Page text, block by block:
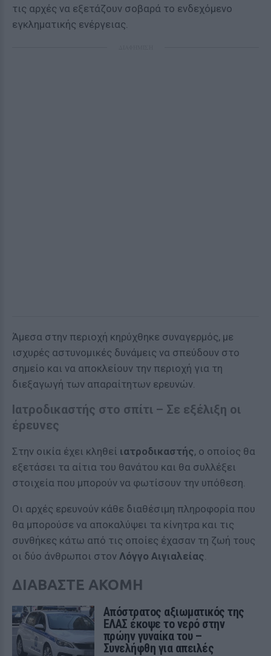
τις αρχές να εξετάζουν σοβαρά το ενδεχόμενο
εγκληματικής ενέργειας.
Άμεσα στην περιοχή κηρύχθηκε συναγερμός, με
ισχυρές αστυνομικές δυνάμεις να σπεύδουν στο
σημείο και να αποκλείουν την περιοχή για τη
διεξαγωγή των απαραίτητων ερευνών.
Ιατροδικαστής στο σπίτι – Σε εξέλιξη οι
έρευνες
Στην οικία έχει κληθεί ιατροδικαστής, ο οποίος θα
εξετάσει τα αίτια του θανάτου και θα συλλέξει
στοιχεία που μπορούν να φωτίσουν την υπόθεση.
Οι αρχές ερευνούν κάθε διαθέσιμη πληροφορία που
θα μπορούσε να αποκαλύψει τα κίνητρα και τις
συνθήκες κάτω από τις οποίες έχασαν τη ζωή τους
οι δύο άνθρωποι στον Λόγγο Αιγιαλείας.
ΔΙΑΒΑΣΤΕ ΑΚΟΜΗ
Απόστρατος αξιωματικός της
ΕΛΑΣ έκοψε το νερό στην
πρώην γυναίκα του –
Συνελήφθη για απειλές